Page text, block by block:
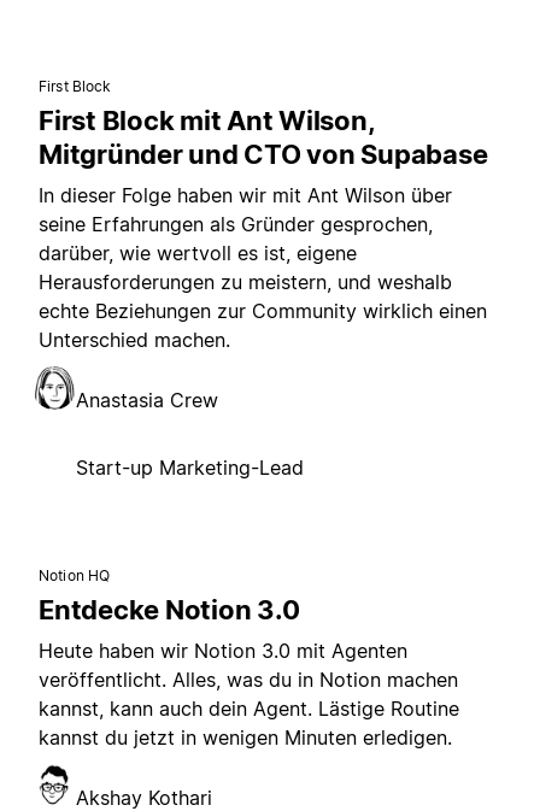
First Block
First Block mit Ant Wilson,
Mitgründer und CTO von Supabase
In dieser Folge haben wir mit Ant Wilson über
seine Erfahrungen als Gründer gesprochen,
darüber, wie wertvoll es ist, eigene
Herausforderungen zu meistern, und weshalb
echte Beziehungen zur Community wirklich einen
Unterschied machen.
Anastasia Crew
Start-up Marketing-Lead
Notion HQ
Entdecke Notion 3.0
Heute haben wir Notion 3.0 mit Agenten
veröffentlicht. Alles, was du in Notion machen
kannst, kann auch dein Agent. Lästige Routine
kannst du jetzt in wenigen Minuten erledigen.
Akshay Kothari